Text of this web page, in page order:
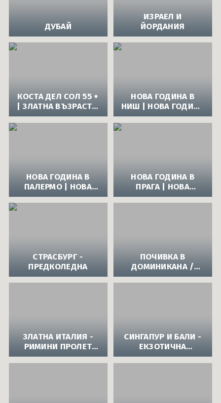
ДУБАЙ
ИЗРАЕЛ И
ЙОРДАНИЯ
КОСТА ДЕЛ СОЛ 55 +
| ЗЛАТНА ВЪЗРАСТ В
ИСПАНИЯ - КОСТА
ДЕЛ СОЛ 55+
НОВА ГОДИНА В
НИШ | НОВА ГОДИНА
2014 В НИШ
НОВА ГОДИНА В
ПАЛЕРМО | НОВА
ГОДИНА 2014 В
ПАЛЕРМО
НОВА ГОДИНА В
ПРАГА | НОВА
ГОДИНА 2014 В
ПРАГА
СТРАСБУРГ -
ПРЕДКОЛЕДНА
ПОЧИВКА В
ДОМИНИКАНА /
ПУНТА КАНА/ ЕСЕН
ЗЛАТНА ИТАЛИЯ -
РИМИНИ ПРОЛЕТ
2014
СИНГАПУР И БАЛИ -
ЕКЗОТИЧНА
ИЗТОЧНА ПРИКАЗКА
- ГАРАНТИРАНА